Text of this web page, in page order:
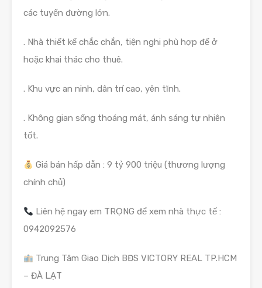
các tuyến đường lớn.
. Nhà thiết kế chắc chắn, tiện nghi phù hợp để ở
hoặc khai thác cho thuê.
. Khu vực an ninh, dân trí cao, yên tĩnh.
. Không gian sống thoáng mát, ánh sáng tự nhiên
tốt.
Giá bán hấp dẫn : 9 tỷ 900 triệu (thương lượng
chính chủ)
Liên hệ ngay em TRỌNG để xem nhà thực tế :
0942092576
Trung Tâm Giao Dịch BĐS VICTORY REAL TP.HCM
– ĐÀ LẠT